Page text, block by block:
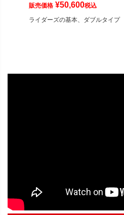
販売価格 ¥50,600税込
ライダーズの基本、ダブルタイプ